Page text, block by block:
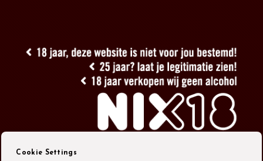
Cookie Settings